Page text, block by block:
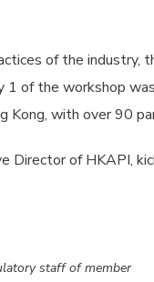
of the industry,
1 of the workshop
Kong, with over 90
Director of HKAPI,
staff of member